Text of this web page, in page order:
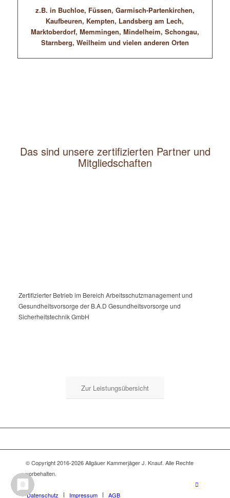
z.B. in Buchloe, Füssen, Garmisch-Partenkirchen,
Kaufbeuren, Kempten, Landsberg am Lech,
Marktoberdorf, Memmingen, Mindelheim, Schongau,
Starnberg, Weilheim und vielen anderen Orten
Das sind unsere zertifizierten Partner und
Mitgliedschaften
Zertifizierter Betrieb im Bereich Arbeitsschutzmanagement und
Gesundheitsvorsorge der B.A.D Gesundheitsvorsorge und
Sicherheitstechnik GmbH
Zur Leistungsübersicht
© Copyright 2016-2026 Allgäuer Kammerjäger J. Knauf. Alle Rechte
vorbehalten.
Datenschutz Impressum AGB